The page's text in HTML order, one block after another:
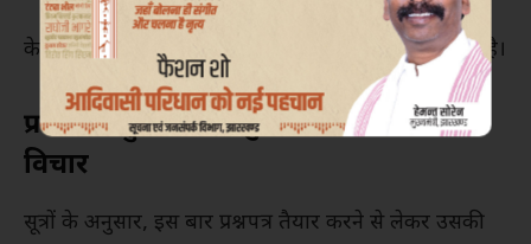
केवल अधिकृत अधिकारियों को ही प्रवेश की अनुमति दी गई है।
प्रश्नपत्र पहुंचाने में वायुसेना की मदद पर
विचार
सूत्रों के अनुसार, इस बार प्रश्नपत्र तैयार करने से लेकर उसकी